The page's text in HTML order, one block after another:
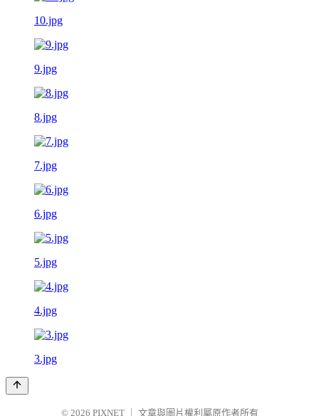
10.jpg
9.jpg
8.jpg
7.jpg
6.jpg
5.jpg
4.jpg
3.jpg
© 2026 PIXNET 文章與圖片權利屬原作者所有